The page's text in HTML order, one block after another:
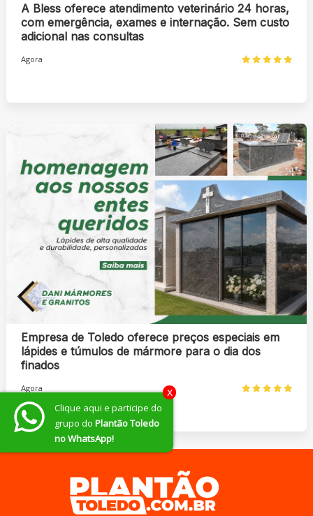
A Bless oferece atendimento veterinário 24 horas,
com emergência, exames e internação. Sem custo
adicional nas consultas
Agora
Empresa de Toledo oferece preços especiais em
lápides e túmulos de mármore para o dia dos
finados
Agora
Clique aqui e participe do
grupo do Plantão Toledo
no WhatsApp!
x